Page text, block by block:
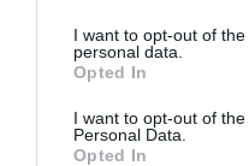
not limited to your visit or
grant or deny consent to
use your data for below
consent section.
I want to opt-out of
personal data.
Opted In
I want to opt-out of
Personal Data.
Opted In